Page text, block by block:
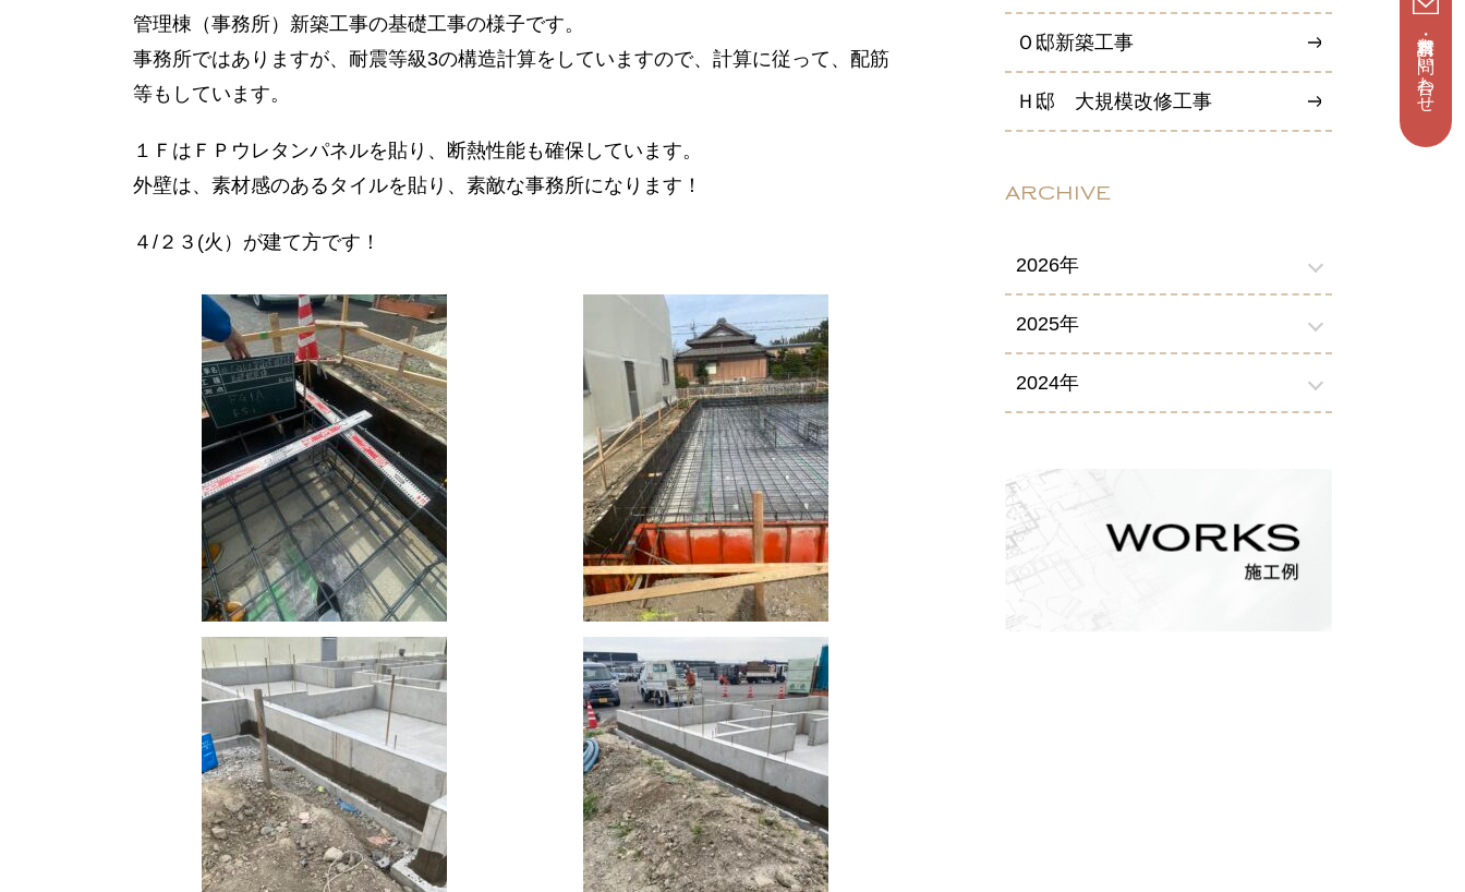
資料請求・お問い合わせ
管理棟（事務所）新築工事の基礎工事の様子です。
事務所ではありますが、耐震等級3の構造計算をしていますので、計算に従って、配筋
等もしています。
１ＦはＦＰウレタンパネルを貼り、断熱性能も確保しています。
外壁は、素材感のあるタイルを貼り、素敵な事務所になります！
４/２３(火）が建て方です！
Ｏ邸新築工事
Ｈ邸 大規模改修工事
ARCHIVE
2026年
2025年
2024年